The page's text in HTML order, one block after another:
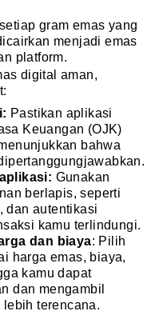
gram emas yang
menjadi emas
platform.
digital aman,
Pastikan aplikasi
Keuangan (OJK)
bahwa
Gunakan
berlapis, seperti
dan autentikasi
kamu terlindungi.
dan biaya: Pilih
harga emas, biaya,
kamu dapat
dan mengambil
terencana.